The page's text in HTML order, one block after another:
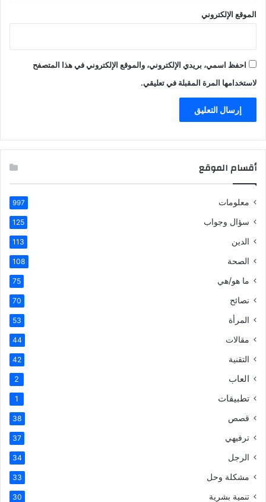
الموقع الإلكتروني
احفظ اسمي، بريدي الإلكتروني، والموقع الإلكتروني في هذا المتصفح
لاستخدامها المرة المقبلة في تعليقي.
أقسام الموقع
معلومات 997
سؤال وجواب 125
الدين 113
الصحة 108
ما هو/هي 75
نصائح 70
المرأة 53
مقالات 44
التقنية 42
العاب 2
تطبيقات 1
قصص 38
ترفيهي 37
الرجل 34
مشكلة وحل 33
تنمية بشرية 30